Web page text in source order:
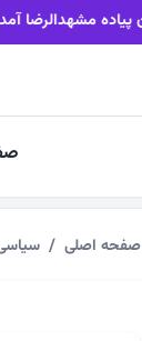
۲۵۰۰ پزشک پای‌کار زائران پیاده مشهدالرضا آمدند
صفحه اصلی